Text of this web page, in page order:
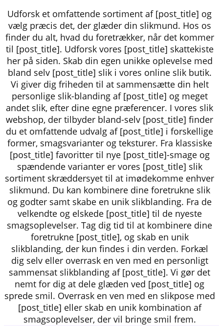
Udforsk et omfattende sortiment af [post_title] og
vælg præcis det, der glæder din slikmund. Hos os
finder du alt, hvad du foretrækker, når det kommer
til [post_title]. Udforsk vores [post_title] skattekiste
her på siden. Skab din egen unikke oplevelse med
bland selv [post_title] slik i vores online slik butik.
Vi giver dig friheden til at sammensætte din helt
personlige slik-blanding af [post_title] og meget
andet slik, efter dine egne præferencer. I vores slik
webshop, der tilbyder bland-selv [post_title] finder
du et omfattende udvalg af [post_title] i forskellige
former, smagsvarianter og teksturer. Fra klassiske
[post_title] favoritter til nye [post_title]-smage og
spændende varianter er vores [post_title] slik
sortiment skræddersyet til at imødekomme enhver
slikmund. Du kan kombinere dine foretrukne slik
og godter samt skabe en unik slikblanding. Fra de
velkendte og elskede [post_title] til de nyeste
smagsoplevelser. Tag dig tid til at kombinere dine
foretrukne [post_title], og skab en unik
slikblanding, der kun findes i din verden. Forkæl
dig selv eller overrask en ven med en personligt
sammensat slikblanding af [post_title]. Vi gør det
nemt for dig at dele glæden ved [post_title] og
sprede smil. Overrask en ven med en slikpose med
[post_title] eller skab en unik kombination af
smagsoplevelser, der vil bringe smil frem.